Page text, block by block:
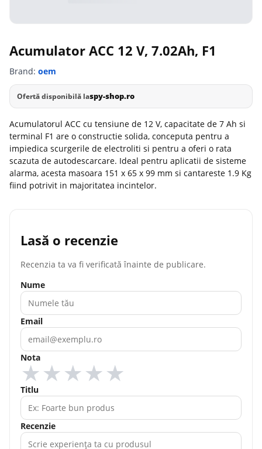
Acumulator ACC 12 V, 7.02Ah, F1
Brand: oem
Ofertă disponibilă laspy-shop.ro
Acumulatorul ACC cu tensiune de 12 V, capacitate de 7 Ah si
terminal F1 are o constructie solida, conceputa pentru a
impiedica scurgerile de electroliti si pentru a oferi o rata
scazuta de autodescarcare. Ideal pentru aplicatii de sisteme
alarma, acesta masoara 151 x 65 x 99 mm si cantareste 1.9 Kg
fiind potrivit in majoritatea incintelor.
Lasă o recenzie
Recenzia ta va fi verificată înainte de publicare.
Nume
Email
Nota
★
★
★
★
★
Titlu
Recenzie